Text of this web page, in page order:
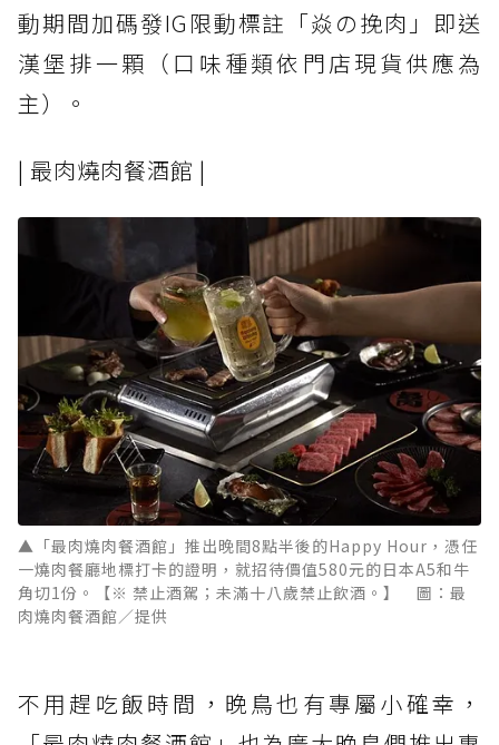
動期間加碼發IG限動標註「焱の挽肉」即送
漢堡排一顆（口味種類依門店現貨供應為
主）。
| 最肉燒肉餐酒館 |
▲「最肉燒肉餐酒館」推出晚間8點半後的Happy Hour，憑任
一燒肉餐廳地標打卡的證明，就招待價值580元的日本A5和牛
角切1份。【※ 禁止酒駕；未滿十八歲禁止飲酒。】 圖：最
肉燒肉餐酒館／提供
不用趕吃飯時間，晚鳥也有專屬小確幸，